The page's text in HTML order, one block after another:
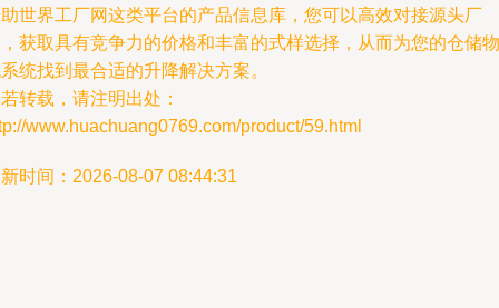
世界工厂网这类平台的产品信息库，您可以高效对接源头厂
获取具有竞争力的价格和丰富的式样选择，从而为您的仓储物
统找到最合适的升降解决方案。
转载，请注明出处：
www.huachuang0769.com/product/59.html
时间：2026-08-07 08:44:31